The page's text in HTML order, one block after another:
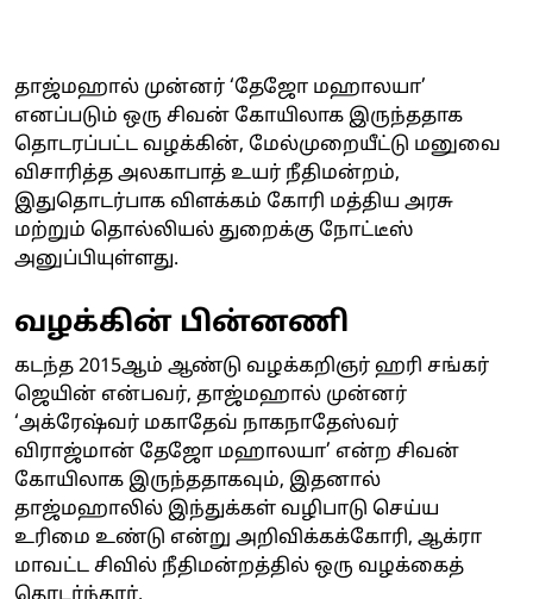
தாஜ்மஹால் முன்னர் ‘தேஜோ மஹாலயா’
எனப்படும் ஒரு சிவன் கோயிலாக இருந்ததாக
தொடரப்பட்ட வழக்கின், மேல்முறையீட்டு மனுவை
விசாரித்த அலகாபாத் உயர் நீதிமன்றம்,
இதுதொடர்பாக விளக்கம் கோரி மத்திய அரசு
மற்றும் தொல்லியல் துறைக்கு நோட்டீஸ்
அனுப்பியுள்ளது.
வழக்கின் பின்னணி
கடந்த 2015ஆம் ஆண்டு வழக்கறிஞர் ஹரி சங்கர்
ஜெயின் என்பவர், தாஜ்மஹால் முன்னர்
‘அக்ரேஷ்வர் மகாதேவ் நாகநாதேஸ்வர்
விராஜ்மான் தேஜோ மஹாலயா’ என்ற சிவன்
கோயிலாக இருந்ததாகவும், இதனால்
தாஜ்மஹாலில் இந்துக்கள் வழிபாடு செய்ய
உரிமை உண்டு என்று அறிவிக்கக்கோரி, ஆக்ரா
மாவட்ட சிவில் நீதிமன்றத்தில் ஒரு வழக்கைத்